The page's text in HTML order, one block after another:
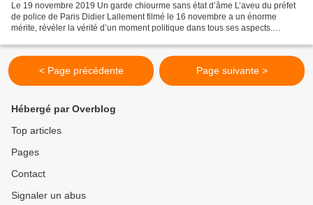
Le 19 novembre 2019 Un garde chiourme sans état d’âme L’aveu du préfet
de police de Paris Didier Lallement filmé le 16 novembre a un énorme
mérite, révéler la vérité d’un moment politique dans tous ses aspects.
< Page précédente Page suivante >
Hébergé par Overblog
Top articles
Pages
Contact
Signaler un abus